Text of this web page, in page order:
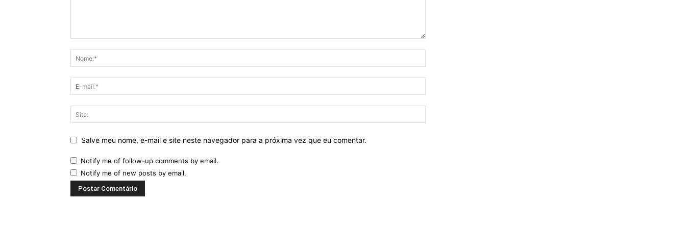
Salve meu nome, e-mail e site neste navegador para a próxima vez que eu comentar.
Notify me of follow-up comments by email.
Notify me of new posts by email.